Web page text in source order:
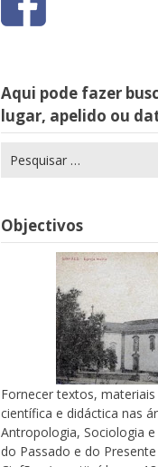
Aqui pode fazer
lugar, apelido ou
por:
Objectivos
Fornecer textos,
científica e didáctica nas
Antropologia, Sociologia
do Passado e do